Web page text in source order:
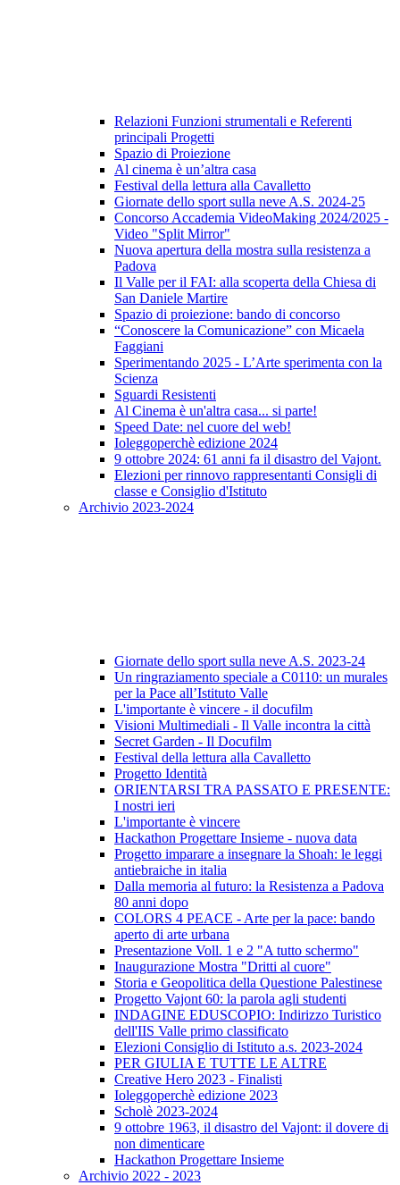
Relazioni Funzioni strumentali e Referenti
principali Progetti
Spazio di Proiezione
Al cinema è un’altra casa
Festival della lettura alla Cavalletto
Giornate dello sport sulla neve A.S. 2024-25
Concorso Accademia VideoMaking 2024/2025 -
Video "Split Mirror"
Nuova apertura della mostra sulla resistenza a
Padova
Il Valle per il FAI: alla scoperta della Chiesa di
San Daniele Martire
Spazio di proiezione: bando di concorso
“Conoscere la Comunicazione” con Micaela
Faggiani
Sperimentando 2025 - L’Arte sperimenta con la
Scienza
Sguardi Resistenti
Al Cinema è un'altra casa... si parte!
Speed Date: nel cuore del web!
Ioleggoperchè edizione 2024
9 ottobre 2024: 61 anni fa il disastro del Vajont.
Elezioni per rinnovo rappresentanti Consigli di
classe e Consiglio d'Istituto
Archivio 2023-2024
Giornate dello sport sulla neve A.S. 2023-24
Un ringraziamento speciale a C0110: un murales
per la Pace all’Istituto Valle
L'importante è vincere - il docufilm
Visioni Multimediali - Il Valle incontra la città
Secret Garden - Il Docufilm
Festival della lettura alla Cavalletto
Progetto Identità
ORIENTARSI TRA PASSATO E PRESENTE:
I nostri ieri
L'importante è vincere
Hackathon Progettare Insieme - nuova data
Progetto imparare a insegnare la Shoah: le leggi
antiebraiche in italia
Dalla memoria al futuro: la Resistenza a Padova
80 anni dopo
COLORS 4 PEACE - Arte per la pace: bando
aperto di arte urbana
Presentazione Voll. 1 e 2 "A tutto schermo"
Inaugurazione Mostra "Dritti al cuore"
Storia e Geopolitica della Questione Palestinese
Progetto Vajont 60: la parola agli studenti
INDAGINE EDUSCOPIO: Indirizzo Turistico
dell'IIS Valle primo classificato
Elezioni Consiglio di Istituto a.s. 2023-2024
PER GIULIA E TUTTE LE ALTRE
Creative Hero 2023 - Finalisti
Ioleggoperchè edizione 2023
Scholè 2023-2024
9 ottobre 1963, il disastro del Vajont: il dovere di
non dimenticare
Hackathon Progettare Insieme
Archivio 2022 - 2023